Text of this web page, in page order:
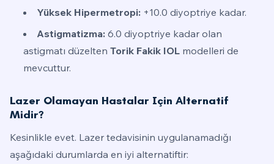
Yüksek Hipermetropi: +10.0 diyoptriye kadar.
Astigmatizma: 6.0 diyoptriye kadar olan
astigmatı düzeltenTorik Fakik IOL modelleri de
mevcuttur.
Lazer Olamayan Hastalar Için Alternatif
Midir?
Kesinlikle evet. Lazer tedavisinin uygulanamadığı
aşağıdaki durumlarda en iyi alternatiftir: